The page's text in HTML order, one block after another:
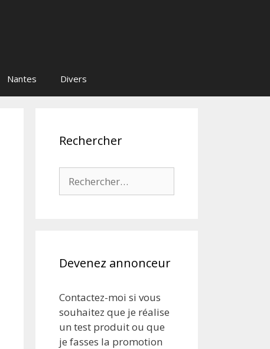
Nantes Divers
Rechercher
Devenez annonceur
Contactez-moi si vous
souhaitez que je réalise
un test produit ou que
je fasses la promotion